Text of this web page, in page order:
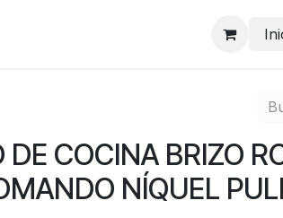
DE COCINA BRIZO
NÍQUEL